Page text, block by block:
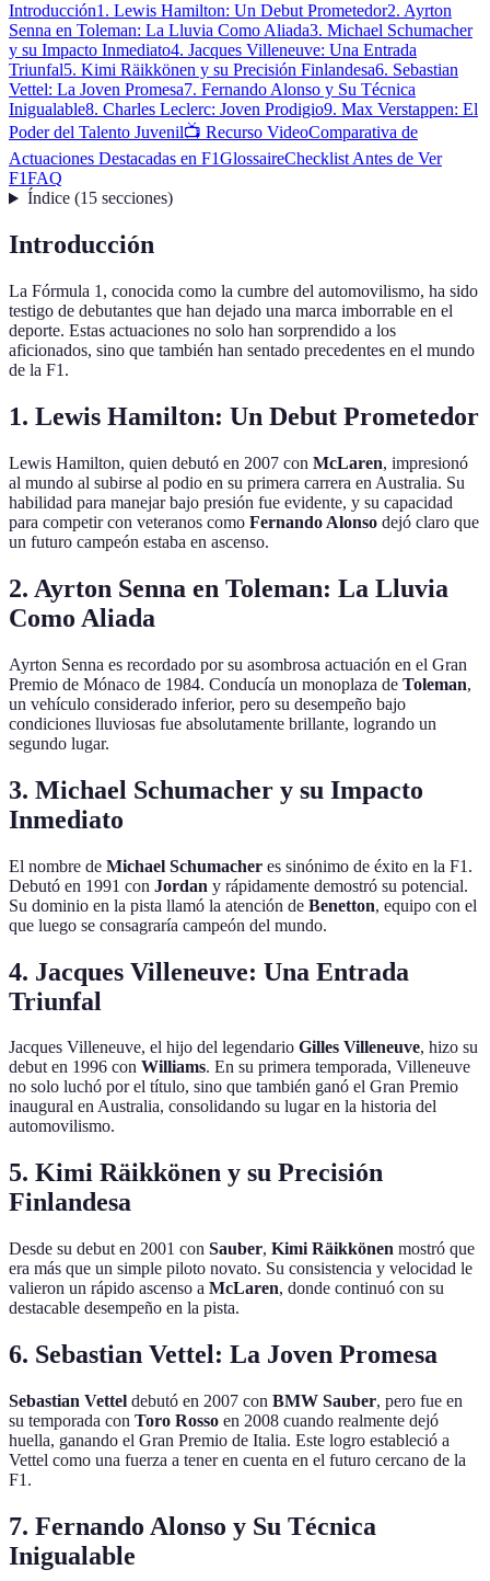
Introducción1. Lewis Hamilton: Un Debut Prometedor2. Ayrton
Senna en Toleman: La Lluvia Como Aliada3. Michael Schumacher
y su Impacto Inmediato4. Jacques Villeneuve: Una Entrada
Triunfal5. Kimi Räikkönen y su Precisión Finlandesa6. Sebastian
Vettel: La Joven Promesa7. Fernando Alonso y Su Técnica
Inigualable8. Charles Leclerc: Joven Prodigio9. Max Verstappen: El
Poder del Talento Juvenil📺 Recurso VideoComparativa de
Actuaciones Destacadas en F1GlossaireChecklist Antes de Ver
F1FAQ
Índice(15 secciones)
Introducción
La Fórmula 1, conocida como la cumbre del automovilismo, ha sido
testigo de debutantes que han dejado una marca imborrable en el
deporte. Estas actuaciones no solo han sorprendido a los
aficionados, sino que también han sentado precedentes en el mundo
de la F1.
1. Lewis Hamilton: Un Debut Prometedor
Lewis Hamilton, quien debutó en 2007 con McLaren, impresionó
al mundo al subirse al podio en su primera carrera en Australia. Su
habilidad para manejar bajo presión fue evidente, y su capacidad
para competir con veteranos como Fernando Alonso dejó claro que
un futuro campeón estaba en ascenso.
2. Ayrton Senna en Toleman: La Lluvia
Como Aliada
Ayrton Senna es recordado por su asombrosa actuación en el Gran
Premio de Mónaco de 1984. Conducía un monoplaza de Toleman,
un vehículo considerado inferior, pero su desempeño bajo
condiciones lluviosas fue absolutamente brillante, logrando un
segundo lugar.
3. Michael Schumacher y su Impacto
Inmediato
El nombre de Michael Schumacher es sinónimo de éxito en la F1.
Debutó en 1991 con Jordan y rápidamente demostró su potencial.
Su dominio en la pista llamó la atención de Benetton, equipo con el
que luego se consagraría campeón del mundo.
4. Jacques Villeneuve: Una Entrada
Triunfal
Jacques Villeneuve, el hijo del legendario Gilles Villeneuve, hizo su
debut en 1996 con Williams. En su primera temporada, Villeneuve
no solo luchó por el título, sino que también ganó el Gran Premio
inaugural en Australia, consolidando su lugar en la historia del
automovilismo.
5. Kimi Räikkönen y su Precisión
Finlandesa
Desde su debut en 2001 con Sauber, Kimi Räikkönen mostró que
era más que un simple piloto novato. Su consistencia y velocidad le
valieron un rápido ascenso a McLaren, donde continuó con su
destacable desempeño en la pista.
6. Sebastian Vettel: La Joven Promesa
Sebastian Vettel debutó en 2007 con BMW Sauber, pero fue en
su temporada con Toro Rosso en 2008 cuando realmente dejó
huella, ganando el Gran Premio de Italia. Este logro estableció a
Vettel como una fuerza a tener en cuenta en el futuro cercano de la
F1.
7. Fernando Alonso y Su Técnica
Inigualable